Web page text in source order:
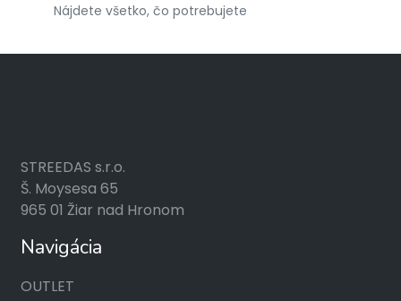
Nájdete všetko, čo potrebujete
STREEDAS s.r.o.
Š. Moysesa 65
965 01 Žiar nad Hronom
Navigácia
OUTLET